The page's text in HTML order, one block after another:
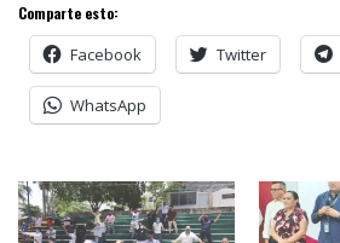
Comparte esto:
Facebook Twitter
WhatsApp